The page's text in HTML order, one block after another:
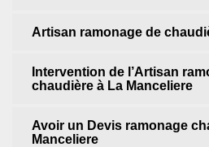
Artisan ramonage de
Intervention de l’Artisan
chaudière à La Manceliere
Avoir un Devis ramonage
Manceliere